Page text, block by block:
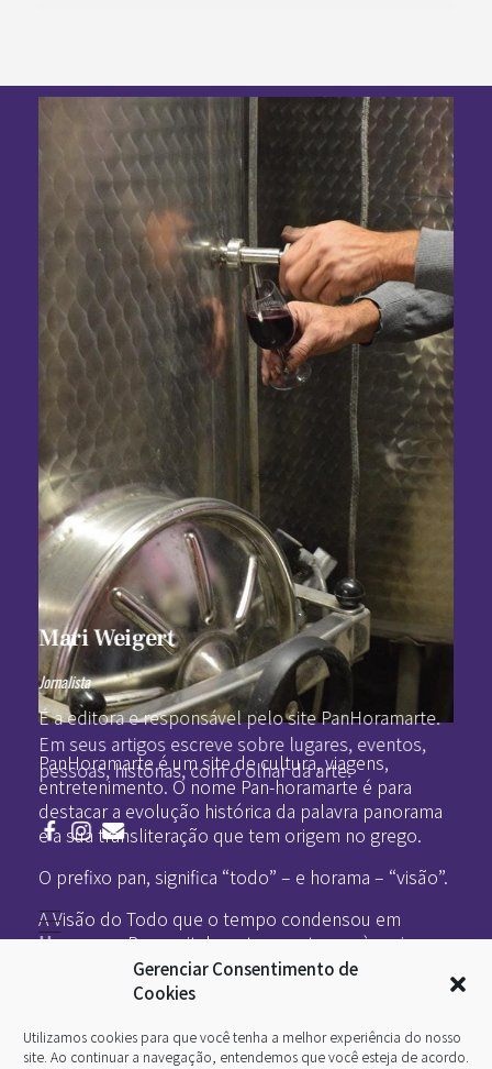
Gerenciar Consentimento de
Cookies
Utilizamos cookies para que você tenha a melhor experiência do nosso
site. Ao continuar a navegação, entendemos que você esteja de acordo.
Pan-Horamarte - Porque vida é arte. Porque viajamos nessa poética
PanHoramarte é um site de cultura, viagens,
entretenimento. O nome Pan-horamarte é para
destacar a evolução histórica da palavra panorama
e a sua transliteração que tem origem no grego.
O prefixo pan, significa “todo” – e horama – “visão”.
A Visão do Todo que o tempo condensou em
panorama. Propositalmente ao retornar às origens
da palavra panorama (a visão do todo) destacamos
a importância da etimologia e a unimos a arte, por
Mari Weigert
Jornalista
É a editora e responsável pelo site PanHoramarte.
Em seus artigos escreve sobre lugares, eventos,
pessoas, histórias, com o olhar da arte.
Home
Arte
O que é arte
Quem somos